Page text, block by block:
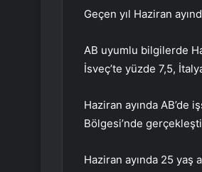
Geçen yıl Haziran
AB uyumlu bilgilerde
İsveç’te yüzde 7,5,
Haziran ayında AB’de
Bölgesi’nde
Haziran ayında 25 yaş